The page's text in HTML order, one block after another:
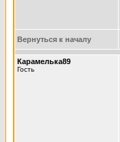
Вернуться к началу
Карамелька89
Гость